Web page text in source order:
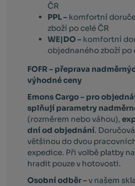
ČR
PPL – komfortní
zboží po celé ČR
WE|DO – komfortní
objednaného zboží po
FOFR – přeprava
výhodné ceny
Emons Cargo – pro
splňují parametry
(rozměrem nebo váhou),
dní od objednání.
většinou do dvou
expedice. Při volbě platby
hradit pouze v hotovosti.
Osobní odběr –v našem